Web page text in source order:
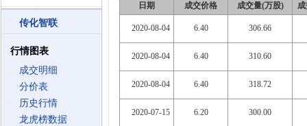
传化智联
行情图表
成交明细
分价表
历史行情
龙虎榜数据
日期 成交价格 成交量(万股)
2020-08-04 6.40 306.66
2020-08-04 6.40 310.60
2020-08-04 6.40 318.72
2020-07-15 6.20 300.00